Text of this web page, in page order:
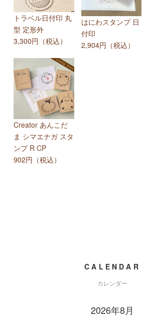
トラベル日付印 丸
型 定形外
3,300円（税込）
はにわスタンプ 日
付印
2,904円（税込）
Creator あんこだ
ま シマエナガ スタ
ンプ R CP
902円（税込）
CALENDAR
カレンダー
2026年8月